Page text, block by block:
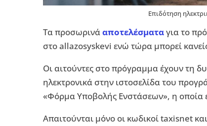
Επιδότηση
Τα προσωρινάαποτελέσματαγια το
στο allazosyskevi ενώ τώρα μπορεί
Οι αιτούντες στο πρόγραμμα έχουν τη
ηλεκτρονικά στην ιστοσελίδα του
«Φόρμα Υποβολής Ενστάσεων», η οποία
Απαιτούνται μόνο οι κωδικοί taxisnet